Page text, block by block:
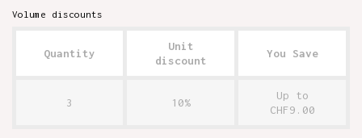
Volume discounts
Quantity
Unit
discount
You Save
3 10%
Up to
CHF9.00